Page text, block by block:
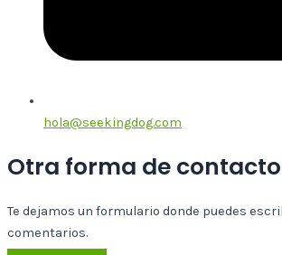
hola@seekingdog.com
Otra forma de contacto
Te dejamos un formulario donde puedes
comentarios.